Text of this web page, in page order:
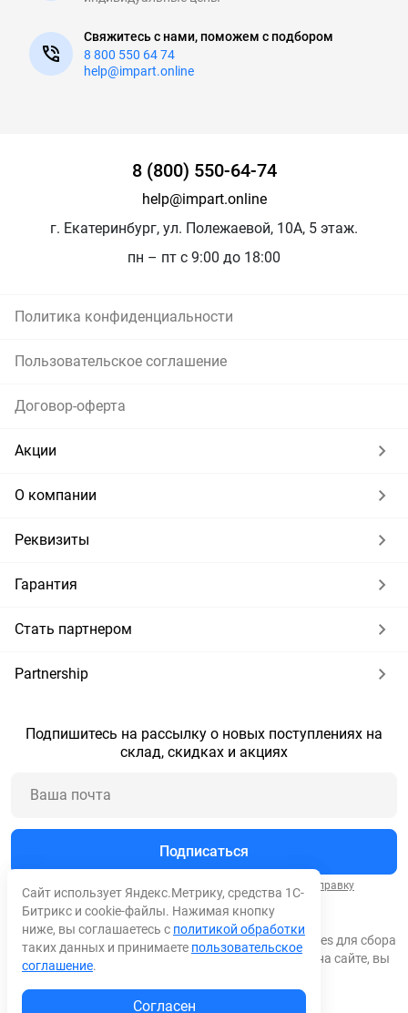
Свяжитесь с нами, поможем с подбором
8 800 550 64 74
help@impart.online
8 (800) 550-64-74
help@impart.online
г. Екатеринбург, ул. Полежаевой, 10А, 5 этаж.
пн – пт с 9:00 до 18:00
Политика конфиденциальности
Пользовательское соглашение
Договор-оферта
Акции
О компании
Реквизиты
Гарантия
Стать партнером
Partnership
© 2026 Все права защищены. Мы используем cookies для сбора
обезличенных персональных данных. Оставаясь на сайте, вы
Подпишитесь на рассылку о новых поступлениях на
склад, скидках и акциях
Подписаться
Нажимая кнопку "Подписаться", вы соглашаетесь на
отправку
сообщенийиобработку персональных данных.
Сайт использует Яндекс.Метрику, средства 1С-
Битрикс и cookie-файлы. Нажимая кнопку
ниже, вы соглашаетесь с политикой обработки
таких данных и принимаете пользовательское
соглашение.
Согласен